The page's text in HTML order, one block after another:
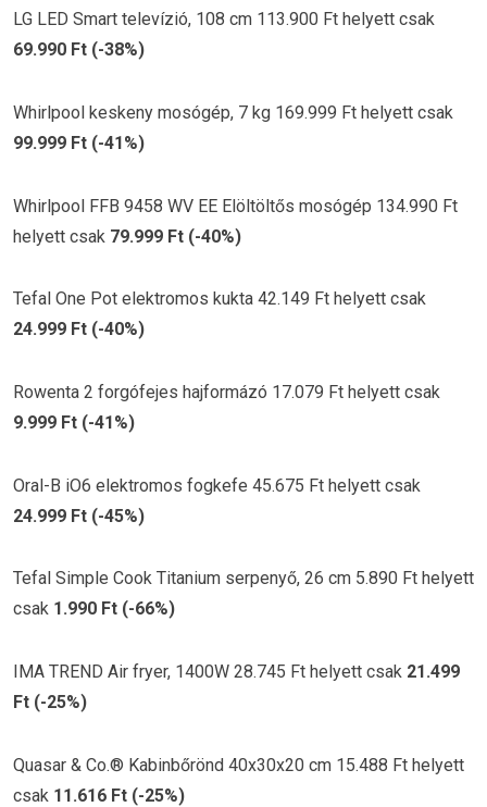
LG LED Smart televízió, 108 cm 113.900 Ft helyett csak
69.990 Ft (-38%)
Whirlpool keskeny mosógép, 7 kg 169.999 Ft helyett csak
99.999 Ft (-41%)
Whirlpool FFB 9458 WV EE Elöltöltős mosógép 134.990 Ft
helyett csak 79.999 Ft (-40%)
Tefal One Pot elektromos kukta 42.149 Ft helyett csak
24.999 Ft (-40%)
Rowenta 2 forgófejes hajformázó 17.079 Ft helyett csak
9.999 Ft (-41%)
Oral-B iO6 elektromos fogkefe 45.675 Ft helyett csak
24.999 Ft (-45%)
Tefal Simple Cook Titanium serpenyő, 26 cm 5.890 Ft helyett
csak 1.990 Ft (-66%)
IMA TREND Air fryer, 1400W 28.745 Ft helyett csak 21.499
Ft (-25%)
Quasar & Co.® Kabinbőrönd 40x30x20 cm 15.488 Ft helyett
csak 11.616 Ft (-25%)